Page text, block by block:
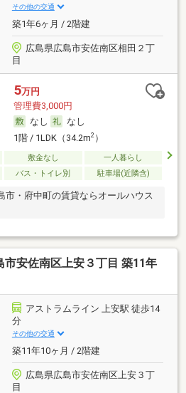
その他の交通
築1年6ヶ月 / 2階建
広島県広島市安佐南区相田２丁
目
5万円
管理費3,000円
なし
なし
1階 / 1LDK（34.2m2）
敷金なし
一人暮らし
バス・トイレ別 駐車場(近隣含)
市・府中町の賃貸ならオールハウス
市安佐南区上安３丁目 築11年
アストラムライン 上安駅 徒歩14
分
その他の交通
築11年10ヶ月 / 2階建
広島県広島市安佐南区上安３丁
目